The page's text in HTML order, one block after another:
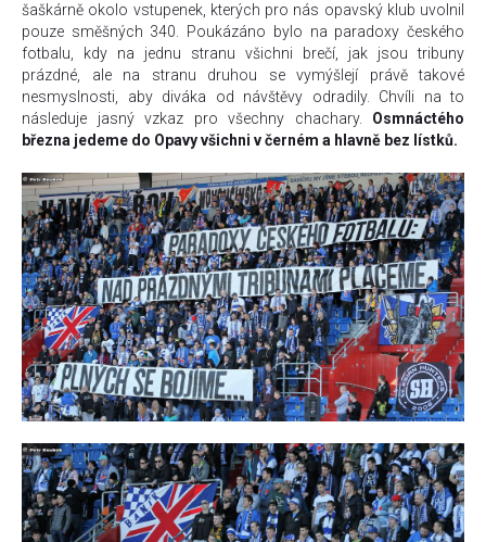
šaškárně okolo vstupenek, kterých pro nás opavský klub uvolnil
pouze směšných 340. Poukázáno bylo na paradoxy českého
fotbalu, kdy na jednu stranu všichni brečí, jak jsou tribuny
prázdné, ale na stranu druhou se vymýšlejí právě takové
nesmyslnosti, aby diváka od návštěvy odradily. Chvíli na to
následuje jasný vzkaz pro všechny chachary. Osmnáctého
března jedeme do Opavy všichni v černém a hlavně bez lístků.